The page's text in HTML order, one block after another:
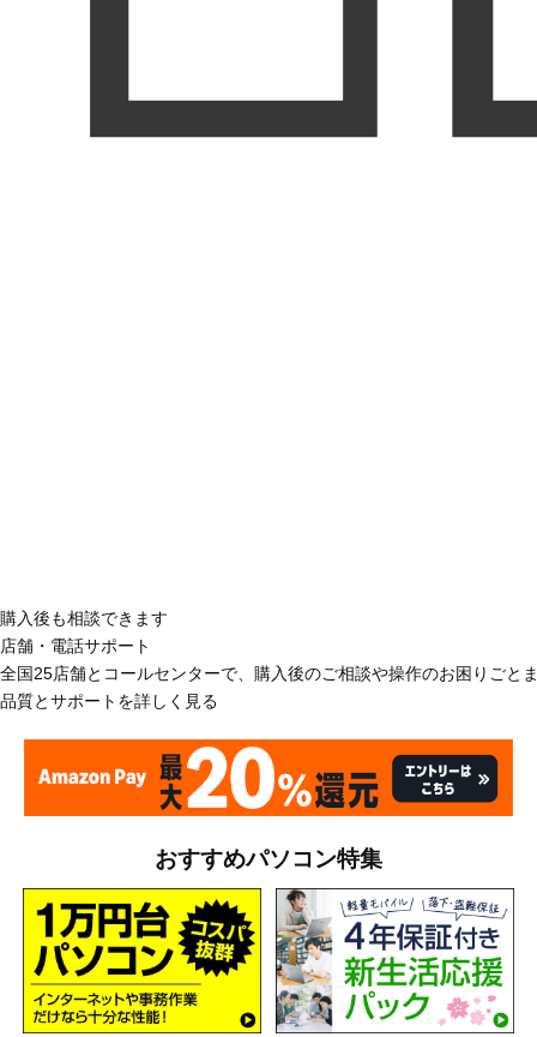
購入後も相談できます
店舗・電話サポート
全国25店舗とコールセンターで、購入後のご相談や操作のお困りごと
品質とサポートを詳しく見る
おすすめパソコン特集